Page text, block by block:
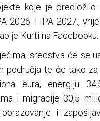
koje je predložilo
2026. i IPA 2027.,
je Kurti na Facebooku.
sredstva će se
područja te će tako
eura, energiju
i migracije 30,5
i